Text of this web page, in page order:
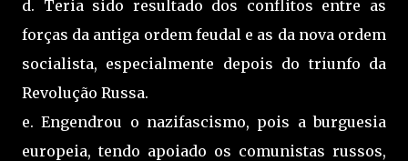
d. Teria sido resultado dos conflitos entre as
forças da antiga ordem feudal e as da nova ordem
socialista, especialmente depois do triunfo da
Revolução Russa.
e. Engendrou o nazifascismo, pois a burguesia
europeia, tendo apoiado os comunistas russos,